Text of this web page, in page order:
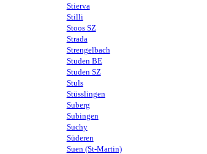
Stierva
Stilli
Stoos SZ
Strada
Strengelbach
Studen BE
Studen SZ
Stuls
Stüsslingen
Suberg
Subingen
Suchy
Süderen
Suen (St-Martin)